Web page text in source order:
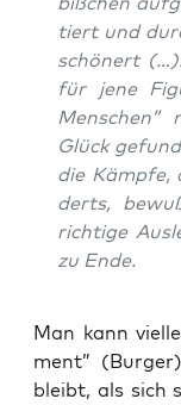
tiert und
schö­nert
für jene
Glück
die Kämp­fe,
derts,
rich­ti­ge
zu Ende.
Man kann
ment”
bleibt, als sich